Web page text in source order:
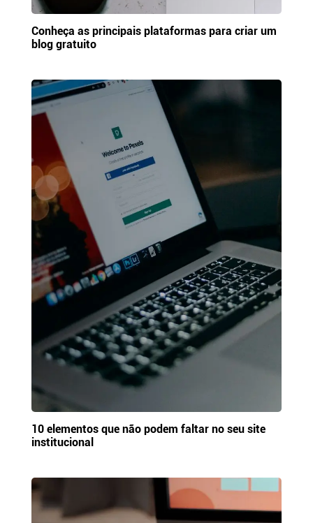
Conheça as principais plataformas para criar um
blog gratuito
10 elementos que não podem faltar no seu site
institucional